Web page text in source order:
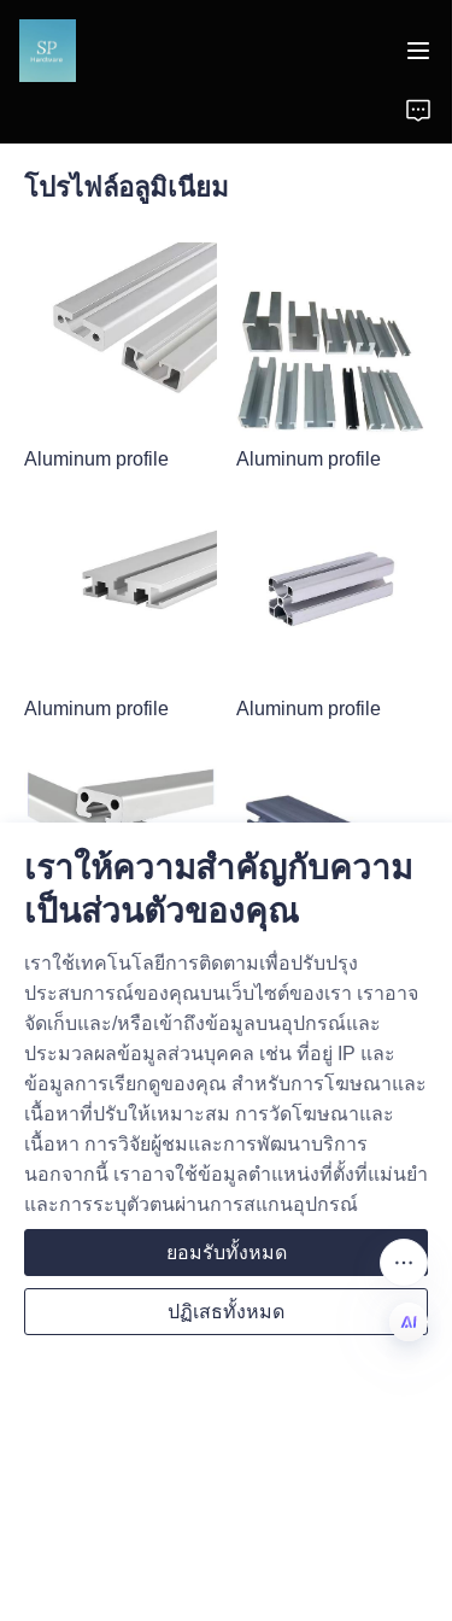
โปรไฟล์อลูมิเนียม
Aluminum profile Aluminum profile
Aluminum profile Aluminum profile
Aluminum profile Aluminum profile
เกี่ยวกับเรา
เกี่ยวกับ waimao.163.com
เกี่ยวกับ 163.com
บริการลูกค้า
ศูนย์ช่วยเหลือ
เราให้ความสำคัญกับความ
เป็นส่วนตัวของคุณ
เราใช้เทคโนโลยีการติดตามเพื่อปรับปรุง
ประสบการณ์ของคุณบนเว็บไซต์ของเรา เราอาจ
จัดเก็บและ/หรือเข้าถึงข้อมูลบนอุปกรณ์และ
ประมวลผลข้อมูลส่วนบุคคล เช่น ที่อยู่ IP และ
ข้อมูลการเรียกดูของคุณ สำหรับการโฆษณาและ
เนื้อหาที่ปรับให้เหมาะสม การวัดโฆษณาและ
เนื้อหา การวิจัยผู้ชมและการพัฒนาบริการ
นอกจากนี้ เราอาจใช้ข้อมูลตำแหน่งที่ตั้งที่แม่นยำ
และการระบุตัวตนผ่านการสแกนอุปกรณ์
ยอมรับทั้งหมด
ปฏิเสธทั้งหมด
ผลิตภัณฑ์
สนับสนุน